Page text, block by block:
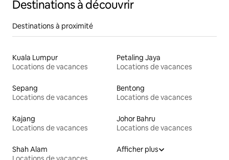
Destinations à découvrir
Destinations à proximité
Kuala Lumpur
Locations de vacances
Petaling Jaya
Locations de vacances
Sepang
Locations de vacances
Bentong
Locations de vacances
Kajang
Locations de vacances
Johor Bahru
Locations de vacances
Shah Alam
Afficher plus